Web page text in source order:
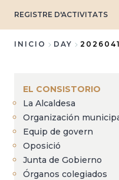
REGISTRE D'ACTIVITATS
enlaces
de
ayuda
a
la
navegación
INICIO DAY
EL CONSISTORIO
La Alcaldesa
Organización
Equip de govern
Oposició
Junta de Gobierno
Órganos colegiados